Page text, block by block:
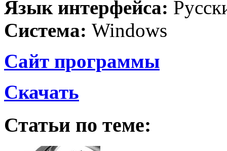
Язык интерфейса:
Система: Windows
Сайт программы
Скачать
Статьи по теме: